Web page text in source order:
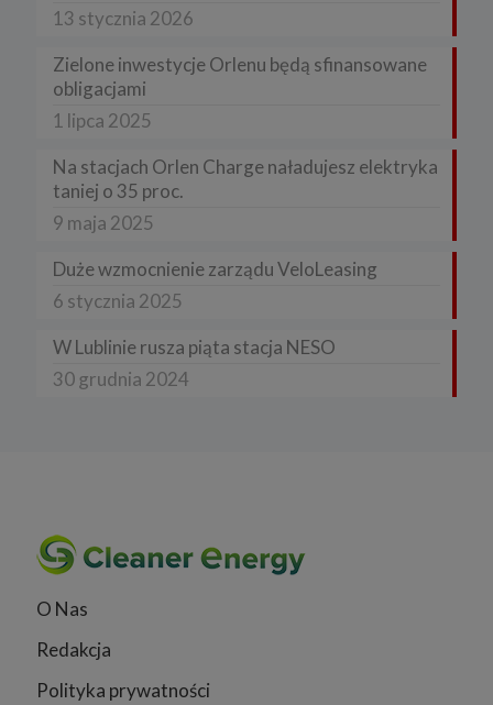
13 stycznia 2026
Zielone inwestycje Orlenu będą sfinansowane
obligacjami
1 lipca 2025
Na stacjach Orlen Charge naładujesz elektryka
taniej o 35 proc.
9 maja 2025
Duże wzmocnienie zarządu VeloLeasing
6 stycznia 2025
W Lublinie rusza piąta stacja NESO
30 grudnia 2024
O Nas
Redakcja
Polityka prywatności